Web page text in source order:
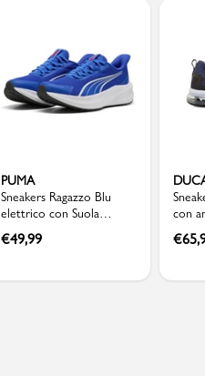
PUMA
Sneakers Ragazzo Blu
elettrico con Suola
Ammortizzata Puma
Dasher Lite
€49,99
con
aria
€